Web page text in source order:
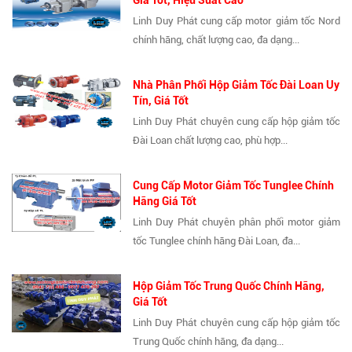
Linh Duy Phát cung cấp motor giảm tốc Nord
chính hãng, chất lượng cao, đa dạng...
Nhà Phân Phối Hộp Giảm Tốc Đài Loan Uy
Tín, Giá Tốt
Linh Duy Phát chuyên cung cấp hộp giảm tốc
Đài Loan chất lượng cao, phù hợp...
Cung Cấp Motor Giảm Tốc Tunglee Chính
Hãng Giá Tốt
Linh Duy Phát chuyên phân phối motor giảm
tốc Tunglee chính hãng Đài Loan, đa...
Hộp Giảm Tốc Trung Quốc Chính Hãng,
Giá Tốt
Linh Duy Phát chuyên cung cấp hộp giảm tốc
Trung Quốc chính hãng, đa dạng...